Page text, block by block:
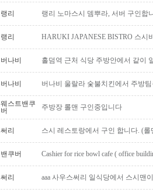
랭리 랭리 노마스시 뎀뿌라, 서버 구인합
랭리 HARUKI JAPANESE BISTRO 스시
버나비 홀덤역 근처 식당 주방안에서 같이
버나비 버나비 울랄라 숯불치킨에서 주방
웨스트밴쿠
버
주방장 롤맨 구인중입니다
써리 스시 레스토랑에서 구인 합니다. (롤
밴쿠버 Cashier for rice bowl cafe ( office
써리 aaa 사우스써리 일식당에서 스시맨